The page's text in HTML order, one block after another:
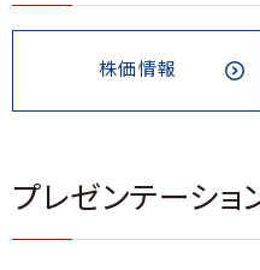
株価情報
プレゼンテーショ